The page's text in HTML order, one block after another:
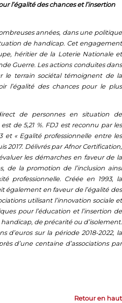
l’égalité des chances et l’insertion
années, dans une politique
de handicap. Cet engagement
héritier de la Loterie Nationale et
Guerre. Les actions conduites dans
le terrain sociétal témoignent de la
l’égalité des chances pour le plus
de personnes en situation de
de 5,21 %. FDJ est reconnu par les
et « Egalité professionnelle entre les
2017. Délivrés par Afnor Certification,
les démarches en faveur de la
de la promotion de l’inclusion ainsi
professionnelle. Créée en 1993, la
également en faveur de l’égalité des
utilisant l’innovation sociale et
pour l’éducation et l’insertion de
de précarité ou d’isolement.
d’euros sur la période 2018-2022, la
d’une centaine d’associations par
Retour en haut